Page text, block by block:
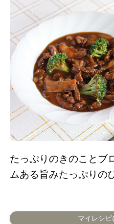
たっぷりのきのことブ
ムある旨みたっぷりの
マイレシピ